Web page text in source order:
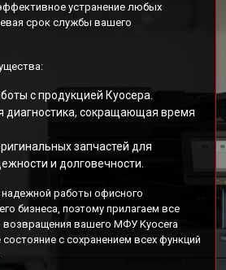
устранение любых
срок службы вашего
с продукцией Куосера.
диагностика, сокращающая время
запчастей для
и долговечности.
работы офисного
бизнеса, поэтому прилагаем все
возвращения вашего МФУ Kyocera
с сохранением всех функций